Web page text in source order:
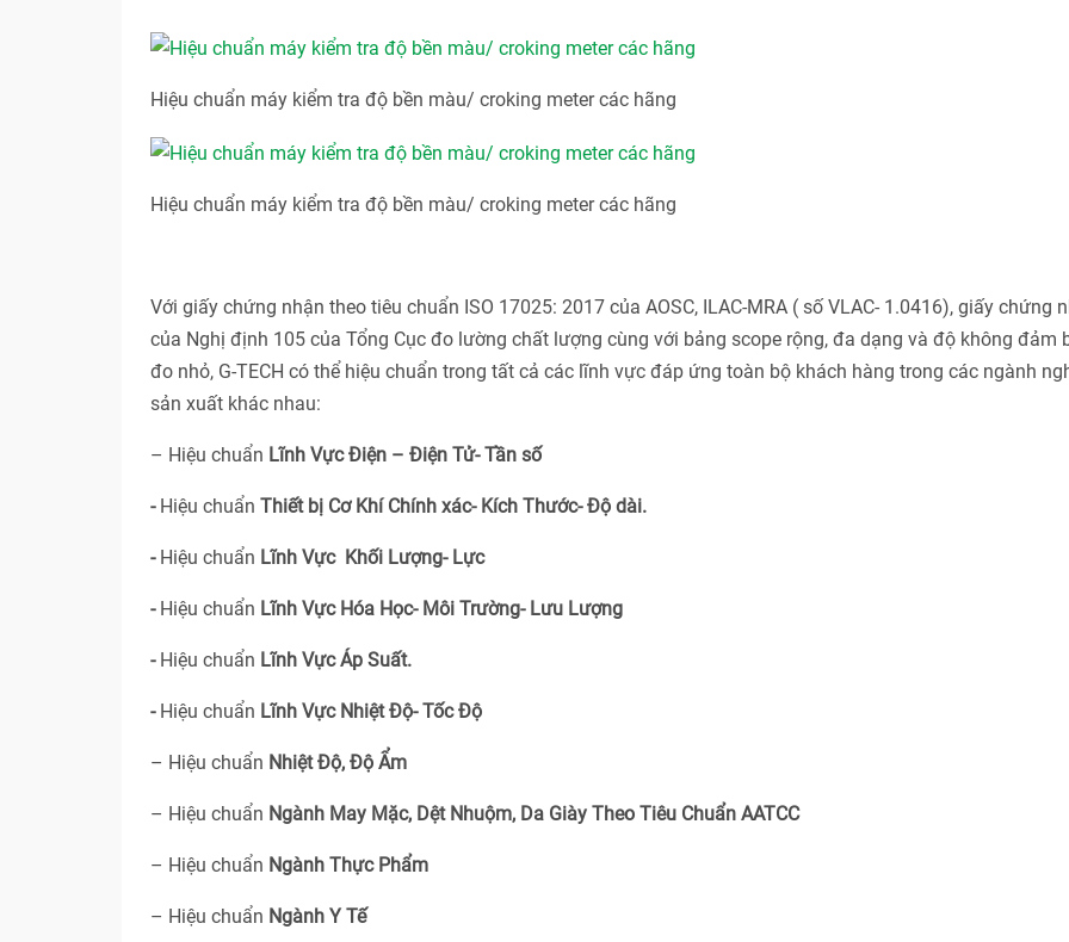
Hiệu chuẩn máy kiểm tra độ bền màu/ croking meter các hãng
Hiệu chuẩn máy kiểm tra độ bền màu/ croking meter các hãng
Với giấy chứng nhận theo tiêu chuẩn ISO 17025: 2017 của AOSC, ILAC-MRA ( số VLAC- 1.0416), giấy chứng
của Nghị định 105 của Tổng Cục đo lường chất lượng cùng với bảng scope rộng, đa dạng và độ không đảm
đo nhỏ, G-TECH có thể hiệu chuẩn trong tất cả các lĩnh vực đáp ứng toàn bộ khách hàng trong các ngành
sản xuất khác nhau:
– Hiệu chuẩn Lĩnh Vực Điện – Điện Tử- Tần số
- Hiệu chuẩn Thiết bị Cơ Khí Chính xác- Kích Thước- Độ dài.
- Hiệu chuẩn Lĩnh Vực Khối Lượng- Lực
- Hiệu chuẩn Lĩnh Vực Hóa Học- Môi Trường- Lưu Lượng
- Hiệu chuẩn Lĩnh Vực Áp Suất.
-Hiệu chuẩn Lĩnh Vực Nhiệt Độ- Tốc Độ
– Hiệu chuẩn Nhiệt Độ, Độ Ẩm
– Hiệu chuẩn Ngành May Mặc, Dệt Nhuộm, Da Giày Theo Tiêu Chuẩn AATCC
– Hiệu chuẩn Ngành Thực Phẩm
– Hiệu chuẩn Ngành Y Tế